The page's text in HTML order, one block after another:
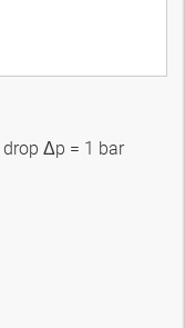
drop Δp = 1 bar